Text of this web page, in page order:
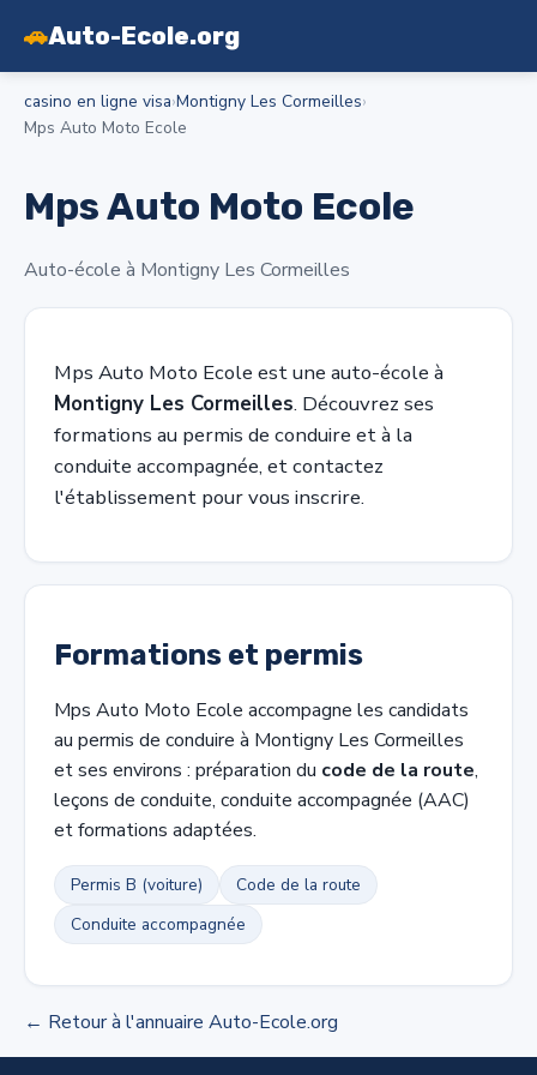
🚗Auto-Ecole.org
casino en ligne visa›Montigny Les Cormeilles›
Mps Auto Moto Ecole
Mps Auto Moto Ecole
Auto-école à Montigny Les Cormeilles
Mps Auto Moto Ecole est une auto-école à
Montigny Les Cormeilles. Découvrez ses
formations au permis de conduire et à la
conduite accompagnée, et contactez
l'établissement pour vous inscrire.
Formations et permis
Mps Auto Moto Ecole accompagne les candidats
au permis de conduire à Montigny Les Cormeilles
et ses environs : préparation du code de la route,
leçons de conduite, conduite accompagnée (AAC)
et formations adaptées.
Permis B (voiture)
Code de la route
Conduite accompagnée
← Retour à l'annuaire Auto-Ecole.org